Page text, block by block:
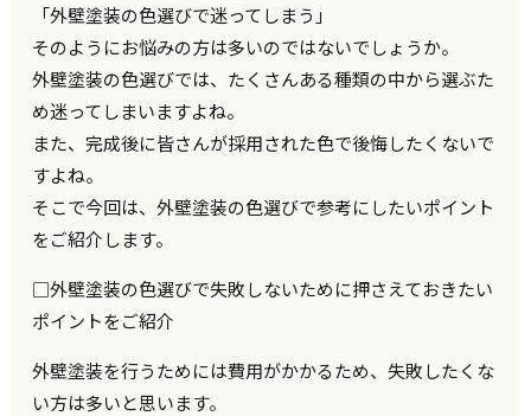
「外壁塗装の色選びで迷ってしまう」
そのようにお悩みの方は多いのではないでしょうか。
外壁塗装の色選びでは、たくさんある種類の中から選ぶた
め迷ってしまいますよね。
また、完成後に皆さんが採用された色で後悔したくないで
すよね。
そこで今回は、外壁塗装の色選びで参考にしたいポイント
をご紹介します。
□外壁塗装の色選びで失敗しないために押さえておきたい
ポイントをご紹介
外壁塗装を行うためには費用がかかるため、失敗したくな
い方は多いと思います。